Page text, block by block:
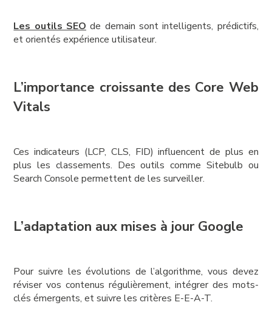
Les outils SEO de demain sont intelligents, prédictifs,
et orientés expérience utilisateur.
L’importance croissante des Core Web
Vitals
Ces indicateurs (LCP, CLS, FID) influencent de plus en
plus les classements. Des outils comme Sitebulb ou
Search Console permettent de les surveiller.
L’adaptation aux mises à jour Google
Pour suivre les évolutions de l’algorithme, vous devez
réviser vos contenus régulièrement, intégrer des mots-
clés émergents, et suivre les critères E-E-A-T.